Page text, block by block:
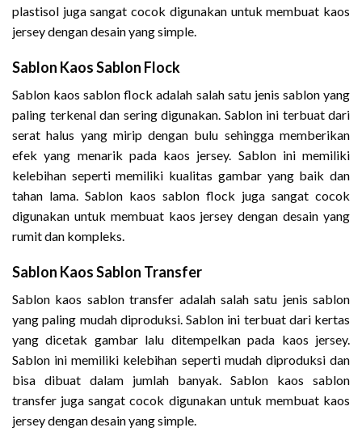
plastisol juga sangat cocok digunakan untuk membuat kaos
jersey dengan desain yang simple.
Sablon Kaos Sablon Flock
Sablon kaos sablon flock adalah salah satu jenis sablon yang
paling terkenal dan sering digunakan. Sablon ini terbuat dari
serat halus yang mirip dengan bulu sehingga memberikan
efek yang menarik pada kaos jersey. Sablon ini memiliki
kelebihan seperti memiliki kualitas gambar yang baik dan
tahan lama. Sablon kaos sablon flock juga sangat cocok
digunakan untuk membuat kaos jersey dengan desain yang
rumit dan kompleks.
Sablon Kaos Sablon Transfer
Sablon kaos sablon transfer adalah salah satu jenis sablon
yang paling mudah diproduksi. Sablon ini terbuat dari kertas
yang dicetak gambar lalu ditempelkan pada kaos jersey.
Sablon ini memiliki kelebihan seperti mudah diproduksi dan
bisa dibuat dalam jumlah banyak. Sablon kaos sablon
transfer juga sangat cocok digunakan untuk membuat kaos
jersey dengan desain yang simple.